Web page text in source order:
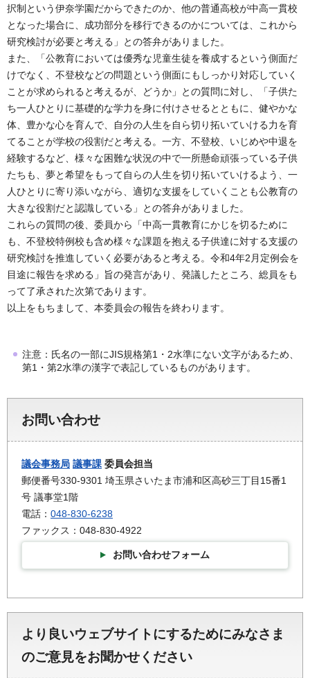
択制という伊奈学園だからできたのか、他の普通高校が中高一貫校
となった場合に、成功部分を移行できるのかについては、これから
研究検討が必要と考える」との答弁がありました。
また、「公教育においては優秀な児童生徒を養成するという側面だ
けでなく、不登校などの問題という側面にもしっかり対応していく
ことが求められると考えるが、どうか」との質問に対し、「子供た
ち一人ひとりに基礎的な学力を身に付けさせるとともに、健やかな
体、豊かな心を育んで、自分の人生を自ら切り拓いていける力を育
てることが学校の役割だと考える。一方、不登校、いじめや中退を
経験するなど、様々な困難な状況の中で一所懸命頑張っている子供
たちも、夢と希望をもって自らの人生を切り拓いていけるよう、一
人ひとりに寄り添いながら、適切な支援をしていくことも公教育の
大きな役割だと認識している」との答弁がありました。
これらの質問の後、委員から「中高一貫教育にかじを切るために
も、不登校特例校も含め様々な課題を抱える子供達に対する支援の
研究検討を推進していく必要があると考える。令和4年2月定例会を
目途に報告を求める」旨の発言があり、発議したところ、総員をも
って了承された次第であります。
以上をもちまして、本委員会の報告を終わります。
注意：氏名の一部にJIS規格第1・2水準にない文字があるため、
第1・第2水準の漢字で表記しているものがあります。
お問い合わせ
議会事務局 議事課 委員会担当
郵便番号330-9301 埼玉県さいたま市浦和区高砂三丁目15番1
号 議事堂1階
電話： 048-830-6238
ファックス：048-830-4922
お問い合わせフォーム
より良いウェブサイトにするためにみなさま
のご意見をお聞かせください